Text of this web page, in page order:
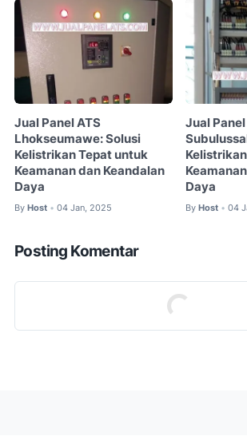
Jual Panel ATS
Lhokseumawe: Solusi
Kelistrikan Tepat untuk
Keamanan dan Keandalan
Daya
By Host • 04 Jan, 2025
Jual Panel
Daya
By Host • 04
Posting Komentar